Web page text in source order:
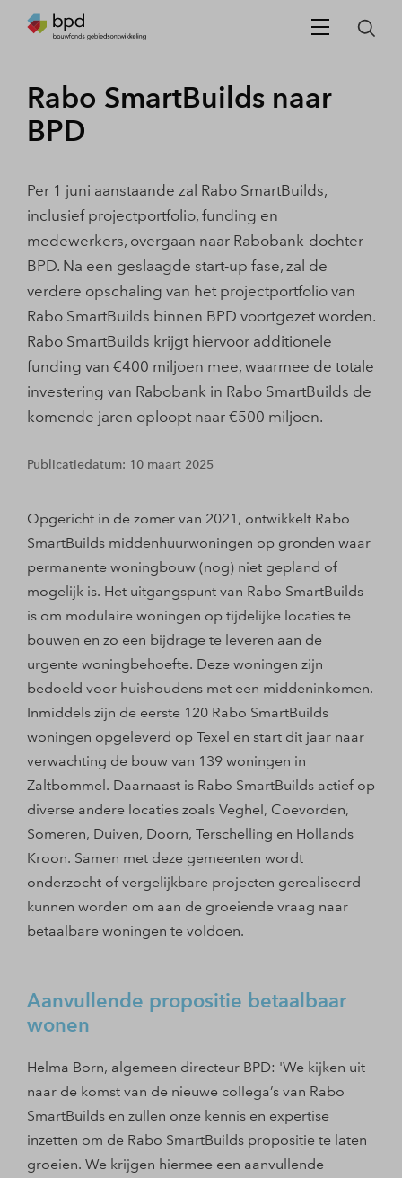
Rabo SmartBuilds naar
BPD
Per 1 juni aanstaande zal Rabo SmartBuilds,
inclusief projectportfolio, funding en
medewerkers, overgaan naar Rabobank-dochter
BPD. Na een geslaagde start-up fase, zal de
verdere opschaling van het projectportfolio van
Rabo SmartBuilds binnen BPD voortgezet worden.
Rabo SmartBuilds krijgt hiervoor additionele
funding van €400 miljoen mee, waarmee de totale
investering van Rabobank in Rabo SmartBuilds de
komende jaren oploopt naar €500 miljoen.
Publicatiedatum: 10 maart 2025
Opgericht in de zomer van 2021, ontwikkelt Rabo
SmartBuilds middenhuurwoningen op gronden waar
permanente woningbouw (nog) niet gepland of
mogelijk is. Het uitgangspunt van Rabo SmartBuilds
is om modulaire woningen op tijdelijke locaties te
bouwen en zo een bijdrage te leveren aan de
urgente woningbehoefte. Deze woningen zijn
bedoeld voor huishoudens met een middeninkomen.
Inmiddels zijn de eerste 120 Rabo SmartBuilds
woningen opgeleverd op Texel en start dit jaar naar
verwachting de bouw van 139 woningen in
Zaltbommel. Daarnaast is Rabo SmartBuilds actief op
diverse andere locaties zoals Veghel, Coevorden,
Someren, Duiven, Doorn, Terschelling en Hollands
Kroon. Samen met deze gemeenten wordt
onderzocht of vergelijkbare projecten gerealiseerd
kunnen worden om aan de groeiende vraag naar
betaalbare woningen te voldoen.
Aanvullende propositie betaalbaar
wonen
Helma Born, algemeen directeur BPD: 'We kijken uit
naar de komst van de nieuwe collega’s van Rabo
SmartBuilds en zullen onze kennis en expertise
inzetten om de Rabo SmartBuilds propositie te laten
groeien. We krijgen hiermee een aanvullende